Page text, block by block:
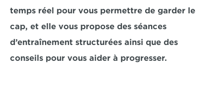
temps réel pour vous permettre de garder le
cap, et elle vous propose des séances
d’entraînement structurées ainsi que des
conseils pour vous aider à progresser.